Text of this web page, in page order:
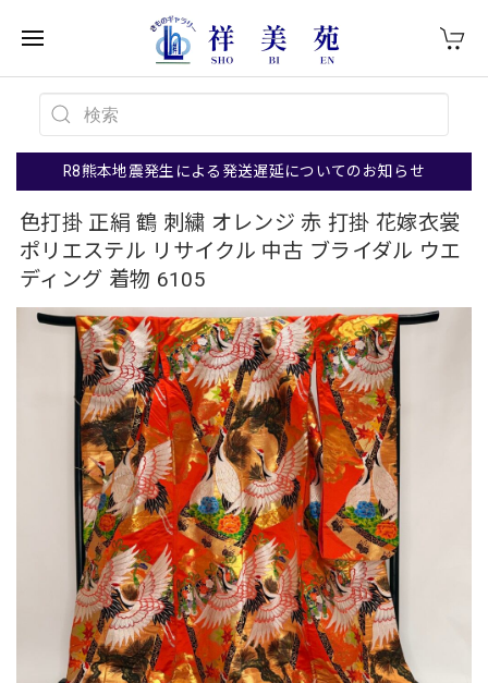
R8熊本地震発生による発送遅延についてのお知らせ
色打掛 正絹 鶴 刺繍 オレンジ 赤 打掛 花嫁衣裳
ポリエステル リサイクル 中古 ブライダル ウエ
ディング 着物 6105